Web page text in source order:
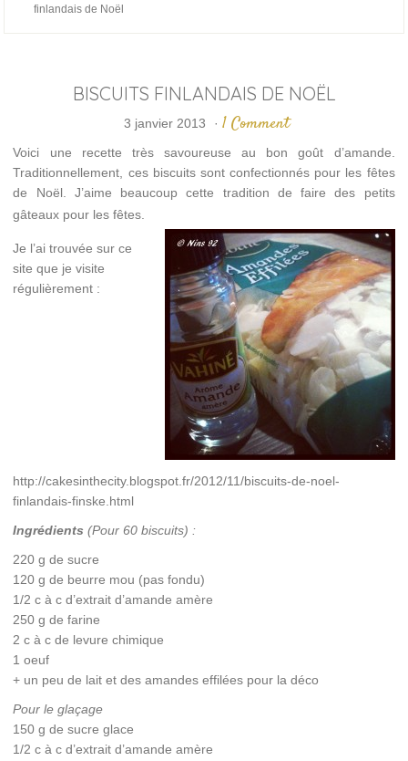
finlandais de Noël
BISCUITS FINLANDAIS DE NOËL
3 janvier 2013 · 1 Comment
Voici une recette très savoureuse au bon goût d’amande.
Traditionnellement, ces biscuits sont confectionnés pour les fêtes
de Noël. J’aime beaucoup cette tradition de faire des petits
gâteaux pour les fêtes.
Je l’ai trouvée sur ce
site que je visite
régulièrement :
http://cakesinthecity.blogspot.fr/2012/11/biscuits-de-noel-
finlandais-finske.html
Ingrédients (Pour 60 biscuits) :
220 g de sucre
120 g de beurre mou (pas fondu)
1/2 c à c d’extrait d’amande amère
250 g de farine
2 c à c de levure chimique
1 oeuf
+ un peu de lait et des amandes effilées pour la déco
Pour le glaçage
150 g de sucre glace
1/2 c à c d’extrait d’amande amère